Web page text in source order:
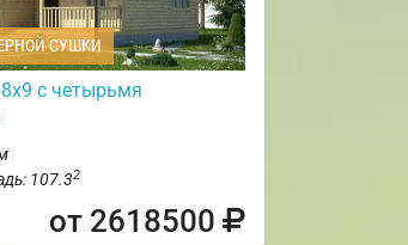
СУШКИ
с четырьмя
107.32
от 2618500